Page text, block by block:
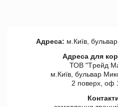
Адреса: м.Київ,
Адреса для
ТОВ "Tрейд
м.Київ, бульвар
2 поверх, оф